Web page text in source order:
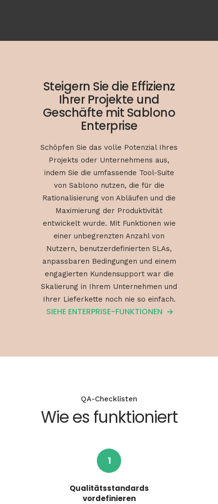
Steigern Sie die Effizienz
Ihrer Projekte und
Geschäfte mit Sablono
Enterprise
Schöpfen Sie das volle Potenzial Ihres
Projekts oder Unternehmens aus,
indem Sie die umfassende Tool-Suite
von Sablono nutzen, die für die
Rationalisierung von Abläufen und die
Maximierung der Produktivität
entwickelt wurde. Mit Funktionen wie
einer unbegrenzten Anzahl von
Nutzern, benutzerdefinierten SLAs,
anpassbaren Bedingungen und einem
engagierten Kundensupport war die
Skalierung in Ihrem Unternehmen und
Ihrer Lieferkette noch nie so einfach.
SIEHE ENTERPRISE-FUNKTIONEN
QA-Checklisten
Wie es funktioniert
1
Qualitätsstandards
vordefinieren